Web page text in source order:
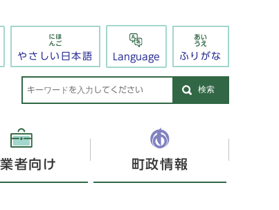
やさしい日本語 Language ふりがな
検索
者向け 町政情報